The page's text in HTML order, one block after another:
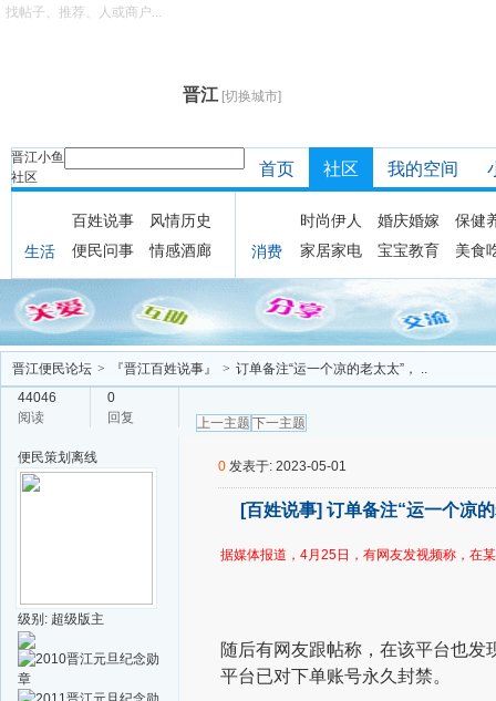
晋江 [切换城市]
晋江小鱼
社区
找帖子、推荐、人或商户...
首页 社区 我的空间
生活
百姓说事
风情历史
便民问事
情感酒廊 消费
时尚伊人 婚庆婚嫁
保健
家居家电
宝宝教育 美食
晋江便民论坛 > 『晋江百姓说事』 > 订单备注“运一个凉的老太太”， ..
44046
阅读
0
回复
上一主题 下一主题
便民策划 离线
级别: 超级版主
0 发表于: 2023-05-01
[百姓说事] 订单备注“运一个凉
据媒体报道，4月25日，有网友发视频称， 在
随后有网友跟帖称，在该平台也
平台已对下单账号永久封禁。